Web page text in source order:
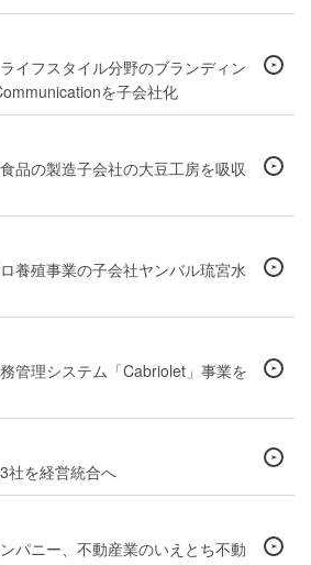
イフスタイル分野のブランディン
を子会社化
品の製造子会社の大豆工房を吸収
養殖事業の子会社ヤンバル琉宮水
管理システム「Cabriolet」事業を
社を経営統合へ
パニー、不動産業のいえとち不動